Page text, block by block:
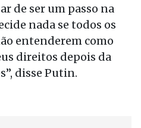
de ser um passo na
nada se todos os
entenderem como
direitos depois da
disse Putin.